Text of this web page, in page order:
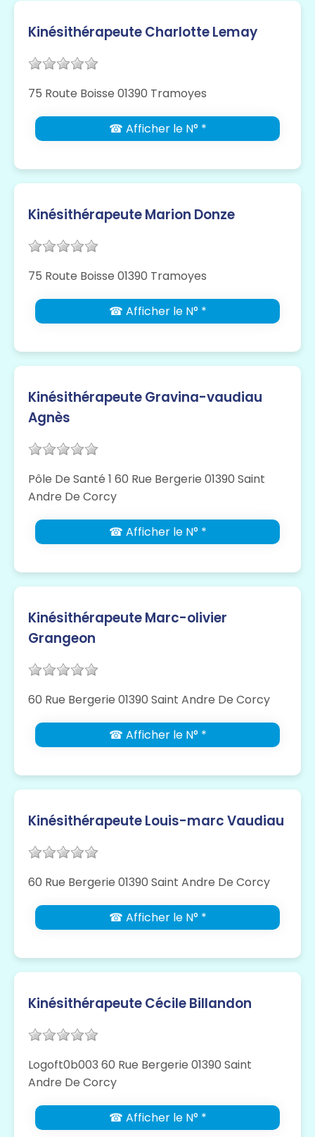
Kinésithérapeute Charlotte Lemay
75 Route Boisse 01390 Tramoyes
☎ Afficher le N° *
Kinésithérapeute Marion Donze
75 Route Boisse 01390 Tramoyes
☎ Afficher le N° *
Kinésithérapeute Gravina-vaudiau
Agnès
Pôle De Santé 1 60 Rue Bergerie 01390 Saint
Andre De Corcy
☎ Afficher le N° *
Kinésithérapeute Marc-olivier
Grangeon
60 Rue Bergerie 01390 Saint Andre De Corcy
☎ Afficher le N° *
Kinésithérapeute Louis-marc Vaudiau
60 Rue Bergerie 01390 Saint Andre De Corcy
☎ Afficher le N° *
Kinésithérapeute Cécile Billandon
Logoft0b003 60 Rue Bergerie 01390 Saint
Andre De Corcy
☎ Afficher le N° *